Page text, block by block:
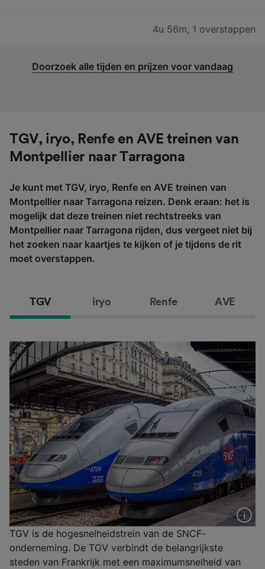
4u 56m, 1 overstappen
Doorzoek alle tijden en prijzen voor vandaag
TGV, iryo, Renfe en AVE treinen van
Montpellier naar Tarragona
Je kunt met TGV, iryo, Renfe en AVE treinen van
Montpellier naar Tarragona reizen. Denk eraan: het is
mogelijk dat deze treinen niet rechtstreeks van
Montpellier naar Tarragona rijden, dus vergeet niet bij
het zoeken naar kaartjes te kijken of je tijdens de rit
moet overstappen.
TGV iryo Renfe AVE
TGV is de hogesnelheidstrein van de SNCF-
onderneming. De TGV verbindt de belangrijkste
steden van Frankrijk met een maximumsnelheid van